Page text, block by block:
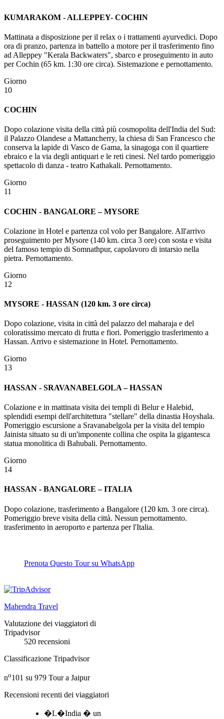
KUMARAKOM - ALLEPPEY- COCHIN
Mattinata a disposizione per il relax o i trattamenti ayurvedici. Dopo
ora di pranzo, partenza in battello a motore per il trasferimento fino
ad Alleppey "Kerala Backwaters", sbarco e proseguimento in auto
per Cochin (65 km. 1:30 ore circa). Sistemazione e pernottamento.
Giorno
10
COCHIN
Dopo colazione visita della città più cosmopolita dell'India del Sud:
il Palazzo Olandese a Mattancherry, la chiesa di San Francesco che
conserva la lapide di Vasco de Gama, la sinagoga con il quartiere
ebraico e la via degli antiquari e le reti cinesi. Nel tardo pomeriggio
spettacolo di danza - teatro Kathakali. Pernottamento.
Giorno
11
COCHIN - BANGALORE – MYSORE
Colazione in Hotel e partenza col volo per Bangalore. All'arrivo
proseguimento per Mysore (140 km. circa 3 ore) con sosta e visita
del famoso tempio di Somnathpur, capolavoro di intarsio nella
pietra. Pernottamento.
Giorno
12
MYSORE - HASSAN (120 km. 3 ore circa)
Dopo colazione, visita in città del palazzo del maharaja e del
coloratissimo mercato di frutta e fiori. Pomeriggio trasferimento a
Hassan. Arrivo e sistemazione in Hotel. Pernottamento.
Giorno
13
HASSAN - SRAVANABELGOLA – HASSAN
Colazione e in mattinata visita dei templi di Belur e Halebid,
splendidi esempi dell'architettura "stellare" della dinastia Hoyshala.
Pomeriggio escursione a Sravanabelgola per la visita del tempio
Jainista situato su di un'imponente collina che ospita la gigantesca
statua monolitica di Bahubali. Pernottamento.
Giorno
14
HASSAN - BANGALORE – ITALIA
Dopo colazione, trasferimento a Bangalore (120 km. 3 ore circa).
Pomeriggio breve visita della città. Nessun pernottamento.
trasferimento in aeroporto e partenza per l'Italia.
Prenota Questo Tour su WhatsApp
Mahendra Travel
Valutazione dei viaggiatori di
Tripadvisor
520 recensioni
Classificazione Tripadvisor
no101 su 979 Tour a Jaipur
Recensioni recenti dei viaggiatori
�L�India � un